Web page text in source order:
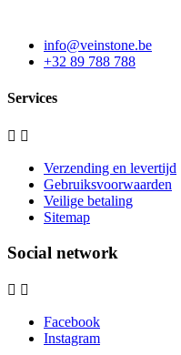
info@veinstone.be
+32 89 788 788
Services
 
Verzending en levertijd
Gebruiksvoorwaarden
Veilige betaling
Sitemap
Social network
 
Facebook
Instagram